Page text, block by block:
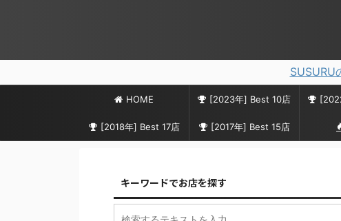
SUSURU
HOME [2023年] Best 10店
[2018年] Best 17店 [2017年] Best 15店
キーワードでお店を探す